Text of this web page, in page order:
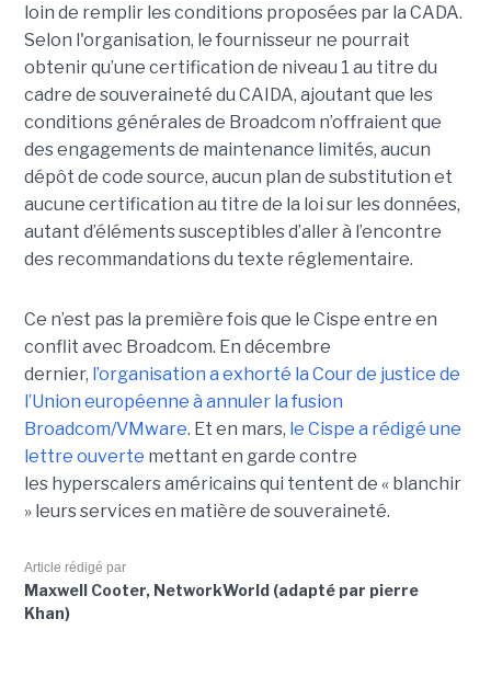
loin de remplir les conditions proposées par la CADA.
Selon l'organisation, le fournisseur ne pourrait
obtenir qu’une certification de niveau 1 au titre du
cadre de souveraineté du CAIDA, ajoutant que les
conditions générales de Broadcom n’offraient que
des engagements de maintenance limités, aucun
dépôt de code source, aucun plan de substitution et
aucune certification au titre de la loi sur les données,
autant d’éléments susceptibles d’aller à l’encontre
des recommandations du texte réglementaire.
Ce n’est pas la première fois que le Cispe entre en
conflit avec Broadcom. En décembre
dernier, l’organisation a exhorté la Cour de justice de
l’Union européenne à annuler la fusion
Broadcom/VMware. Et en mars, le Cispe a rédigé une
lettre ouverte mettant en garde contre
les hyperscalers américains qui tentent de « blanchir
» leurs services en matière de souveraineté.
Article rédigé par
Maxwell Cooter, NetworkWorld (adapté par pierre
Khan)